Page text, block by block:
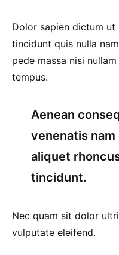
Dolor sapien dictum
tincidunt quis nulla
pede massa nisi
tempus.
Aenean
venenatis
aliquet
tincidunt.
Nec quam sit dolor
vulputate eleifend.